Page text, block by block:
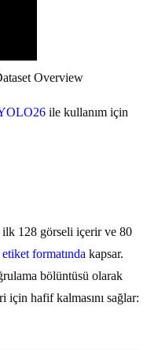
Overview
ile kullanım için
128 görseli içerir ve 80
formatında kapsar.
bölüntüsü olarak
için hafif kalmasını sağlar: